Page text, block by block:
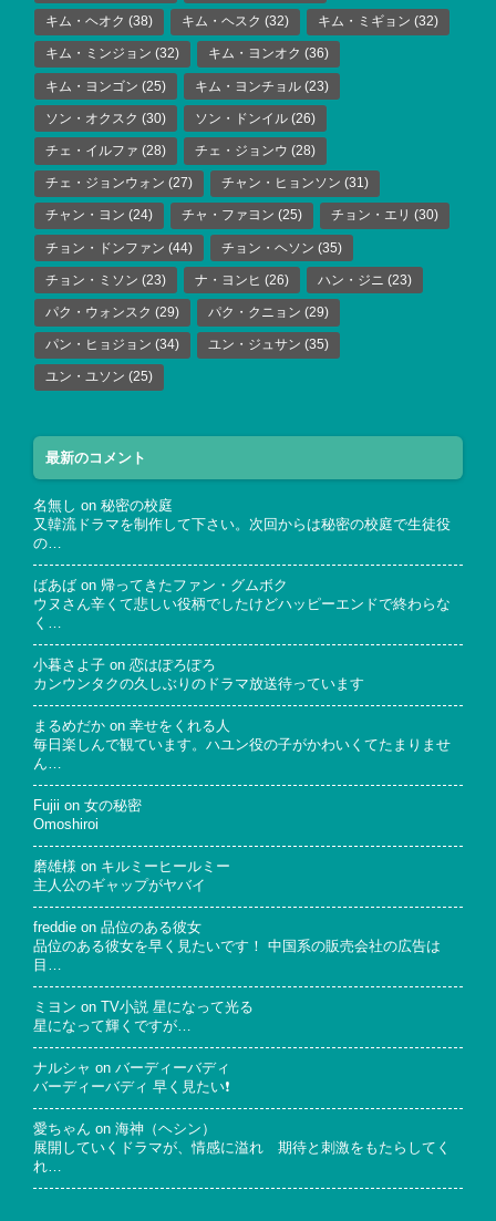
キム・ヘオク (38) キム・ヘスク (32) キム・ミギョン (32)
キム・ミンジョン (32) キム・ヨンオク (36)
キム・ヨンゴン (25) キム・ヨンチョル (23)
ソン・オクスク (30) ソン・ドンイル (26)
チェ・イルファ (28) チェ・ジョンウ (28)
チェ・ジョンウォン (27) チャン・ヒョンソン (31)
チャン・ヨン (24) チャ・ファヨン (25) チョン・エリ (30)
チョン・ドンファン (44) チョン・ヘソン (35)
チョン・ミソン (23) ナ・ヨンヒ (26) ハン・ジニ (23)
パク・ウォンスク (29) パク・クニョン (29)
パン・ヒョジョン (34) ユン・ジュサン (35)
ユン・ユソン (25)
最新のコメント
名無し on 秘密の校庭
又韓流ドラマを制作して下さい。次回からは秘密の校庭で生徒役
の…
ばあば on 帰ってきたファン・グムボク
ウヌさん辛くて悲しい役柄でしたけどハッピーエンドで終わらな
く…
小暮さよ子 on 恋はぽろぽろ
カンウンタクの久しぶりのドラマ放送待っています
まるめだか on 幸せをくれる人
毎日楽しんで観ています。ハユン役の子がかわいくてたまりませ
ん…
Fujii on 女の秘密
Omoshiroi
磨雄様 on キルミーヒールミー
主人公のギャップがヤバイ
freddie on 品位のある彼女
品位のある彼女を早く見たいです！ 中国系の販売会社の広告は
目…
ミヨン on
TV小説 星になって光る
星になって輝くですが…
ナルシャ on バーディーバディ
バーディーバディ 早く見たい❗
愛ちゃん on 海神（ヘシン）
展開していくドラマが、情感に溢れ 期待と刺激をもたらしてく
れ…